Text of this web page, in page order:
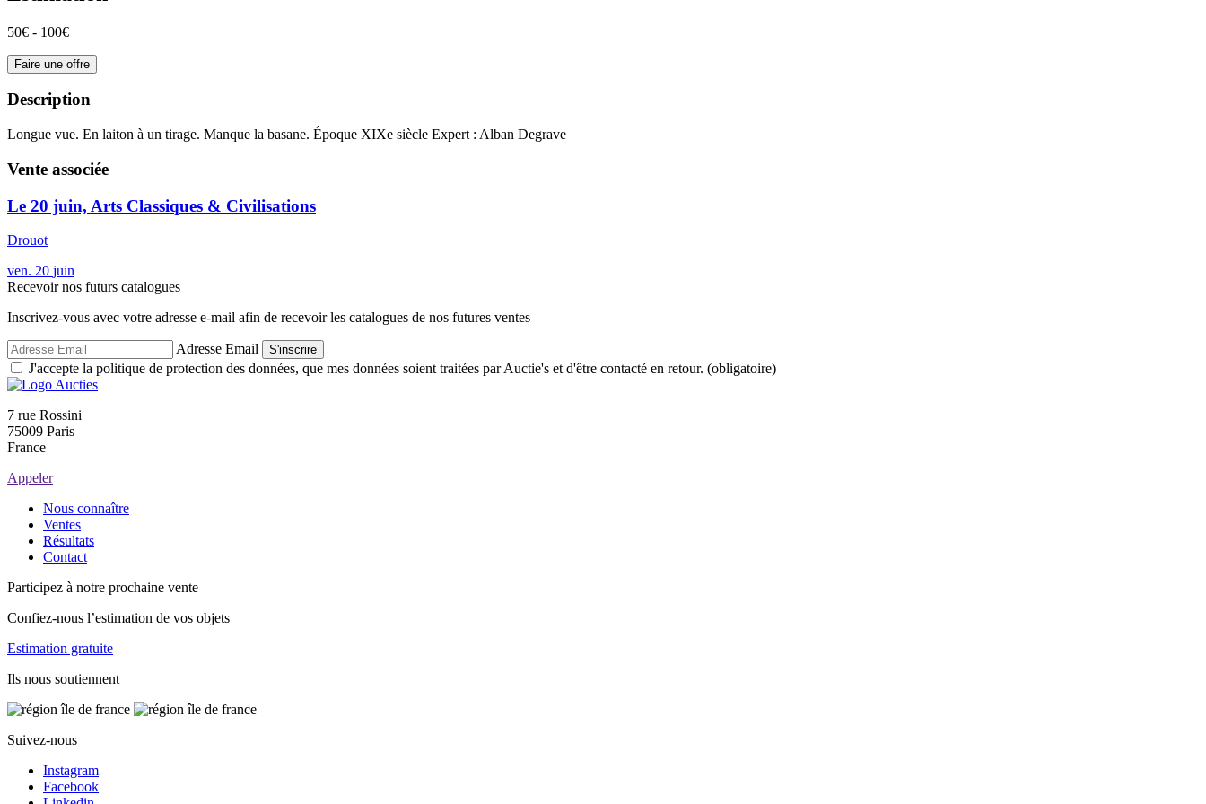
50€ - 100€
Faire une offre
Description
Longue vue. En laiton à un tirage. Manque la basane. Époque XIXe siècle Expert : Alban Degrave
Vente associée
Le 20 juin, Arts Classiques & Civilisations
Drouot
ven. 20 juin
Recevoir nos futurs catalogues
Inscrivez-vous avec votre adresse e-mail afin de recevoir les catalogues de nos futures ventes
Adresse Email S'inscrire
J'accepte la politique de protection des données, que mes données soient traitées par Auctie's et d'être contacté en retour. (obligatoire)
7 rue Rossini
75009 Paris
France
Appeler
Nous connaître
Ventes
Résultats
Contact
Participez à notre prochaine vente
Confiez-nous l’estimation de vos objets
Estimation gratuite
Ils nous soutiennent
Suivez-nous
Instagram
Facebook